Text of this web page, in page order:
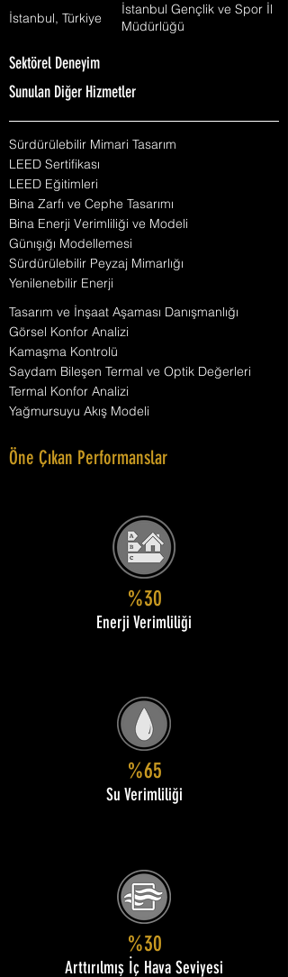
İstanbul, Türkiye
İstanbul Gençlik ve Spor İl
Müdürlüğü
Sektörel Deneyim
Sunulan Diğer Hizmetler
Sürdürülebilir Mimari Tasarım
LEED Sertifikası
LEED Eğitimleri
Bina Zarfı ve Cephe Tasarımı
Bina Enerji Verimliliği ve Modeli
Günışığı Modellemesi
Sürdürülebilir Peyzaj Mimarlığı
Yenilenebilir Enerji
Tasarım ve İnşaat Aşaması Danışmanlığı
Görsel Konfor Analizi
Kamaşma Kontrolü
Saydam Bileşen Termal ve Optik Değerleri
Termal Konfor Analizi
Yağmursuyu Akış Modeli
Öne Çıkan Performanslar
%30
Enerji Verimliliği
%65
Su Verimliliği
%30
Arttırılmış İç Hava Seviyesi